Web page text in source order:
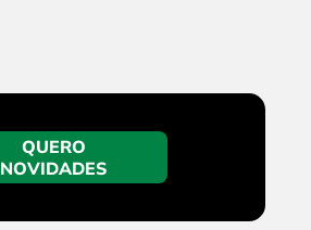
QUERO
NOVIDADES